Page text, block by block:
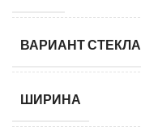
ВАРИАНТ СТЕКЛА
ШИРИНА